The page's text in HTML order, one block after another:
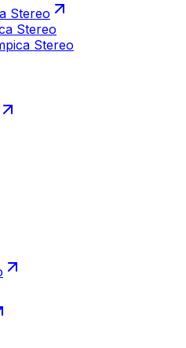
Stereo
Stereo
Stereo